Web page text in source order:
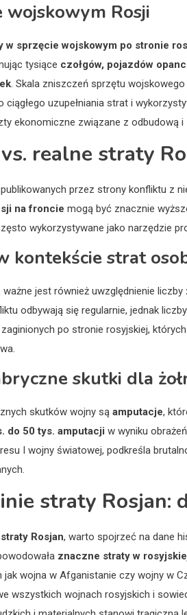
Rosji
w sprzęcie wojskowym po stronie
tysiące czołgów, pojazdów
. Skala zniszczeń sprzętu
ciągłego uzupełniania strat i
ekonomiczne związane z odbudową
realne straty
przez strony konfliktu z
na froncie mogą być znacznie
wykorzystywane jako narzędzie
kontekście strat
jest również uwzględnienie liczby
odbywają się regularnie, jednak
po stronie rosyjskiej,
skutki dla
skutków wojny są amputacje,
do 50 tys. amputacji w wyniku
I wojny światowej, podkreśla
straty Rosjan:
Rosjan, warto spojrzeć na dane
znaczne straty w
jak wojna w Afganistanie czy wojny w
wszystkich wojnach rosyjskich i